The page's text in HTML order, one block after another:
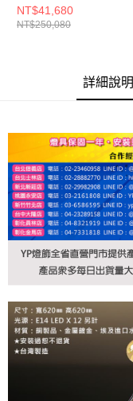
NT$41,680
NT$250,080
詳細說明